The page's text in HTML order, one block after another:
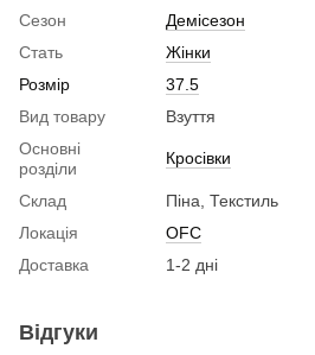
Сезон
Демісезон
Стать
Жінки
Розмір
37.5
Вид товару
Взуття
Основні
розділи
Кросівки
Склад
Піна, Текстиль
Локація
OFC
Доставка
1-2 дні
Відгуки